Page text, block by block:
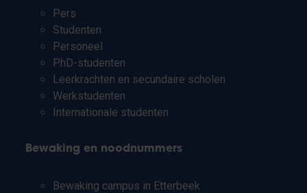
Pers
Studenten
Personeel
PhD-studenten
Leerkrachten en secundaire scholen
Werkstudenten
Internationale studenten
Bewaking en noodnummers
Bewaking campus in Etterbeek